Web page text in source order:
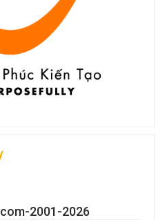
2001-2026